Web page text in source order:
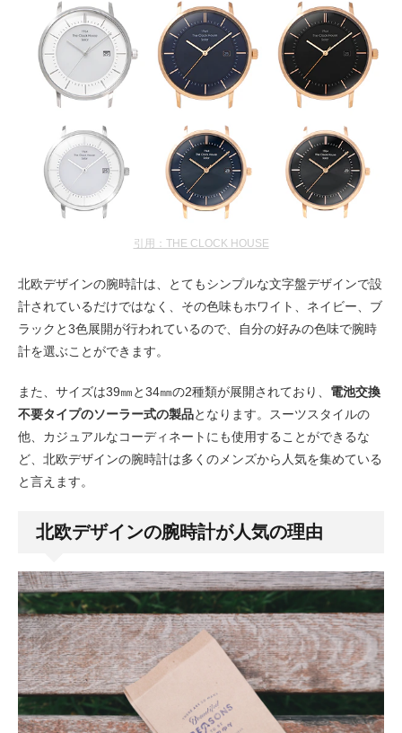
引用：THE CLOCK HOUSE
北欧デザインの腕時計は、とてもシンプルな文字盤デザインで設
計されているだけではなく、その色味もホワイト、ネイビー、ブ
ラックと3色展開が行われているので、自分の好みの色味で腕時
計を選ぶことができます。
また、サイズは39㎜と34㎜の2種類が展開されており、 電池交換
不要タイプのソーラー式の製品となります。スーツスタイルの
他、カジュアルなコーディネートにも使用することができるな
ど、北欧デザインの腕時計は多くのメンズから人気を集めている
と言えます。
北欧デザインの腕時計が人気の理由